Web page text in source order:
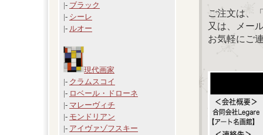
|- ブラック
|- シーレ
|- ルオー
現代画家
|- クラムスコイ
|- ロベール・ドローネ
|- マレーヴィチ
|- モンドリアン
|- アイヴァゾフスキー
ご注文は、
又は、メー
お気軽にご